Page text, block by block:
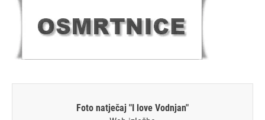
Foto natječaj "I love Vodnjan"